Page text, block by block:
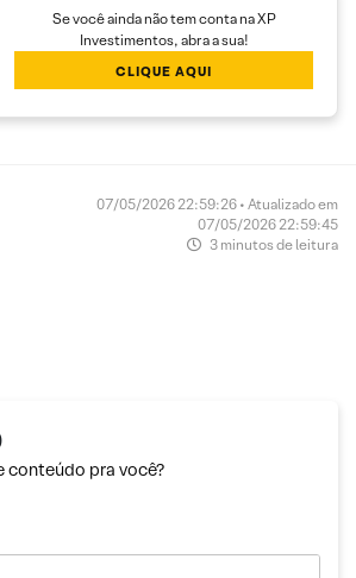
Se você ainda não tem conta na XP
Investimentos, abra a sua!
CLIQUE AQUI
07/05/2026 22:59:26 • Atualizado em
07/05/2026 22:59:45
3 minutos de leitura
conteúdo pra você?